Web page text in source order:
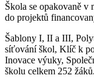
Škola se opakovaně
do projektů
Šablony I, II a III,
síťování škol, Klíč k
Inovace výuky,
školu celkem 252 žáků.